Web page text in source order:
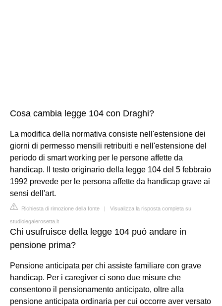
Cosa cambia legge 104 con Draghi?
La modifica della normativa consiste nell'estensione dei
giorni di permesso mensili retribuiti e nell'estensione del
periodo di smart working per le persone affette da
handicap. Il testo originario della legge 104 del 5 febbraio
1992 prevede per le persona affette da handicap grave ai
sensi dell'art.
Richiesta di rimozione della fonte | Visualizza la risposta completa su
studiolegalerosetta.it
Chi usufruisce della legge 104 può andare in
pensione prima?
Pensione anticipata per chi assiste familiare con grave
handicap. Per i caregiver ci sono due misure che
consentono il pensionamento anticipato, oltre alla
pensione anticipata ordinaria per cui occorre aver versato